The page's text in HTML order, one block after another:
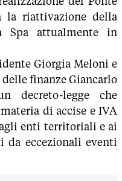
la riattivazione della
Spa attualmente in
Giorgia Meloni e
finanze Giancarlo
decreto-legge che
di accise e IVA
enti territoriali e ai
eccezionali eventi